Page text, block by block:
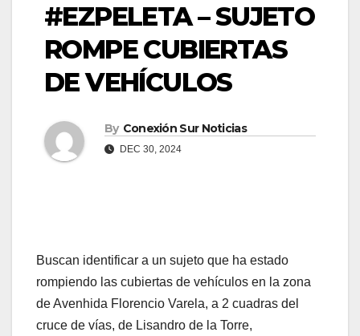
#EZPELETA – SUJETO
ROMPE CUBIERTAS
DE VEHÍCULOS
By Conexión Sur Noticias
DEC 30, 2024
Buscan identificar a un sujeto que ha estado
rompiendo las cubiertas de vehículos en la zona
de Avenhida Florencio Varela, a 2 cuadras del
cruce de vías, de Lisandro de la Torre,